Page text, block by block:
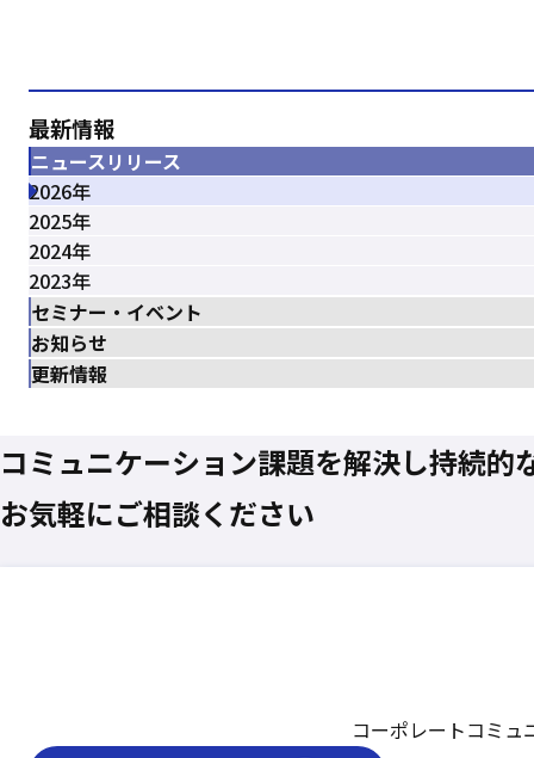
最新情報
ニュースリリース
2026年
2025年
2024年
2023年
セミナー・イベント
お知らせ
更新情報
コミュニケーション課題を解決し持続的
お気軽にご相談ください
コーポレートコミュ